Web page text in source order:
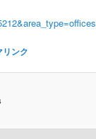
リンク